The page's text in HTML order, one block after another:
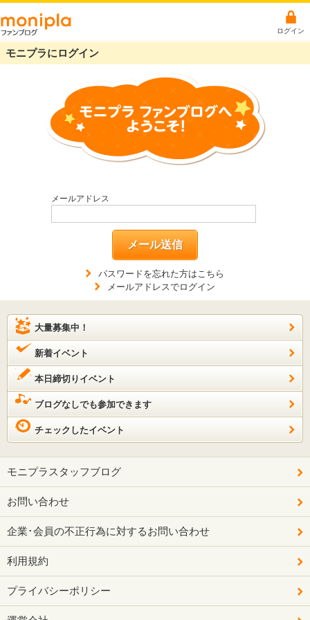
ログイン
モニプラにログイン
メールアドレス
メール送信
パスワードを忘れた方はこちら
メールアドレスでログイン
大量募集中！
新着イベント
本日締切りイベント
ブログなしでも参加できます
チェックしたイベント
モニプラスタッフブログ
お問い合わせ
企業･会員の不正行為に対するお問い合わせ
利用規約
プライバシーポリシー